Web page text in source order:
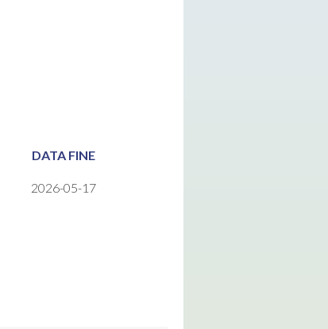
DATA FINE
2026-05-17